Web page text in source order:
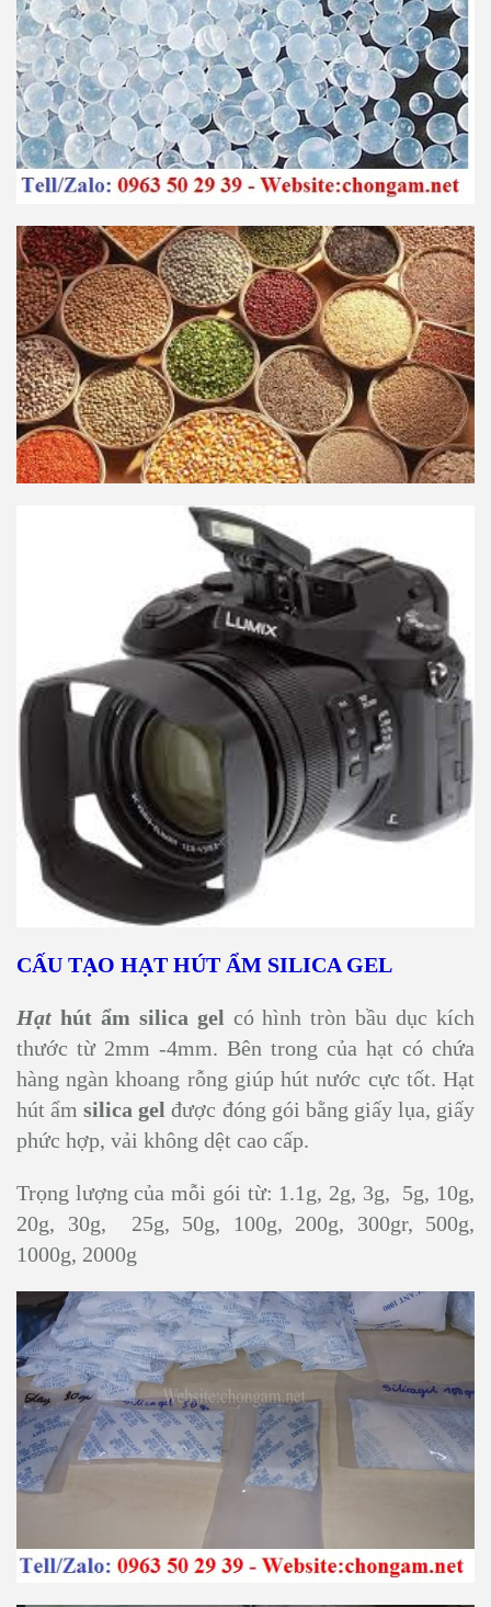
CẤU TẠO HẠT HÚT ẨM SILICA GEL
Hạt hút ẩm silica gel có hình tròn bầu dục kích
thước từ 2mm -4mm. Bên trong của hạt có chứa
hàng ngàn khoang rỗng giúp hút nước cực tốt. Hạt
hút ẩmsilica gel được đóng gói bằng giấy lụa, giấy
phức hợp, vải không dệt cao cấp.
Trọng lượng của mỗi gói từ: 1.1g, 2g, 3g, 5g, 10g,
20g, 30g, 25g, 50g, 100g, 200g, 300gr, 500g,
1000g, 2000g